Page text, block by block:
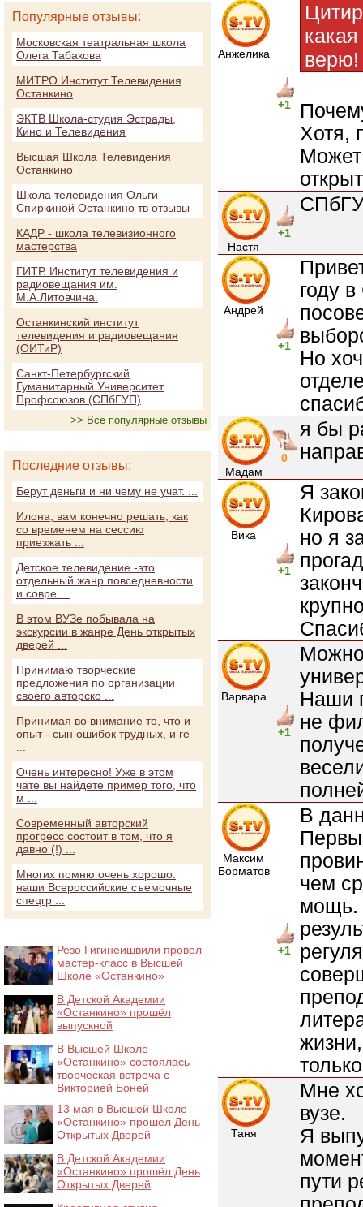
Анжелика
+1
верю!
Хотя,
Настя
+1
Андрей
+1
году
Но
Мадам
0
я бы
Вика
+1
Я
но я
Варвара
+1
Можно
Наши
не
Максим
Борматов
+1
В
чем
мощь.
Таня
Мне
вузе.
Я
пути
Популярные отзывы:
Московская театральная школа
Олега Табакова
МИТРО Институт Телевидения
Останкино
ЭКТВ Школа-студия Эстрады,
Кино и Телевидения
Высшая Школа Телевидения
Останкино
Школа телевидения Ольги
Спиркиной Останкино тв отзывы
КАДР - школа телевизионного
мастерства
ГИТР. Институт телевидения и
радиовещания им.
М.А.Литовчина.
Останкинский институт
телевидения и радиовещания
(ОИТиР)
Санкт-Петербургский
Гуманитарный Университет
Профсоюзов (СПбГУП)
>> Все популярные отзывы
Последние отзывы:
Берут деньги и ни чему не учат. ...
Илона, вам конечно решать, как
со временем на сессию
приезжать ...
Детское телевидение -это
отдельный жанр повседневности
и совре ...
В этом ВУЗе побывала на
экскурсии в жанре День открытых
дверей ...
Принимаю творческие
предложения по организации
своего авторско ...
Принимая во внимание то, что и
опыт - сын ошибок трудных, и ге
Очень интересно! Уже в этом
чате вы найдете пример того, что
м ...
Современный авторский
прогресс состоит в том, что я
давно (!) ...
Многих помню очень хорошо:
наши Всероссийские съемочные
спецгр ...
Резо Гигинеишвили провел
мастер-класс в Высшей
Школе «Останкино»
В Детской Академии
«Останкино» прошёл
выпускной
В Высшей Школе
«Останкино» состоялась
творческая встреча с
Викторией Боней
13 мая в Высшей Школе
«Останкино» прошёл День
Открытых Дверей
В Детской Академии
«Останкино» прошёл День
Открытых Дверей